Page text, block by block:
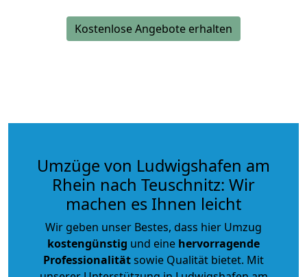
Kostenlose Angebote erhalten
Umzüge von Ludwigshafen am
Rhein nach Teuschnitz: Wir
machen es Ihnen leicht
Wir geben unser Bestes, dass hier Umzug
kostengünstig und eine hervorragende
Professionalitätsowie Qualität bietet. Mit